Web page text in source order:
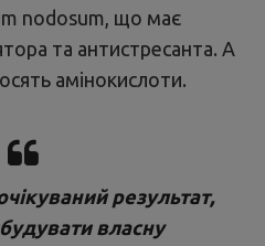
nodosum, що має
та антистресанта. А
амінокислоти.
результат,
власну